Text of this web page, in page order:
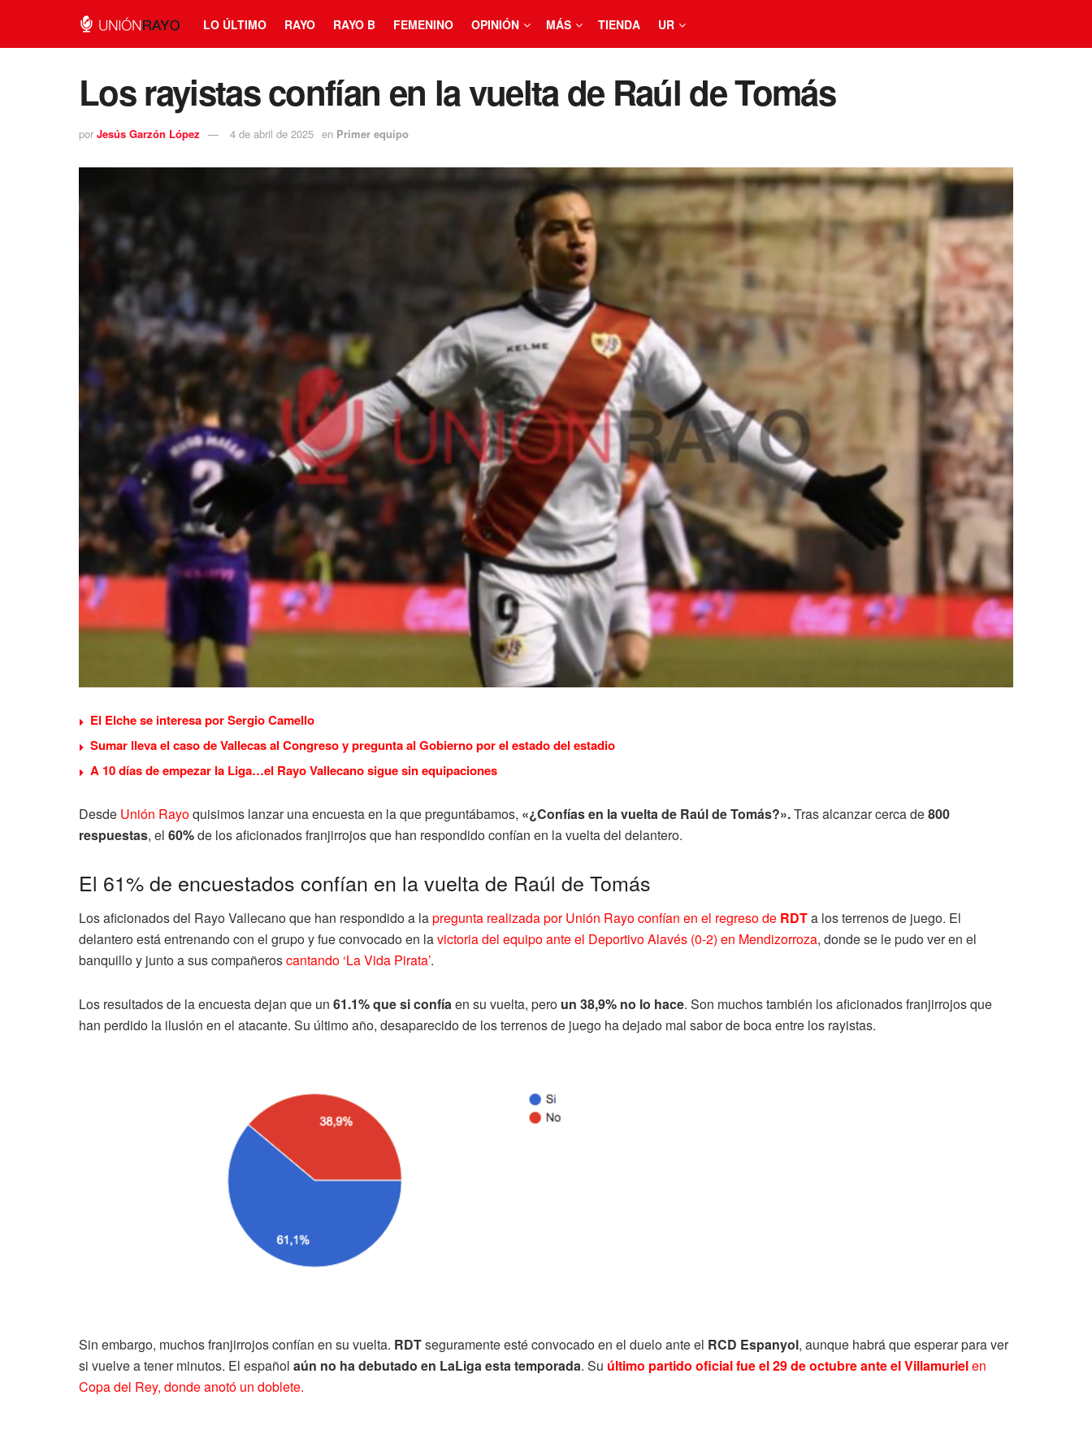
LO ÚLTIMO RAYO RAYO B FEMENINO OPINIÓN MÁS TIENDA UR
Los rayistas confían en la vuelta de Raúl de Tomás
por Jesús Garzón López 4 de abril de 2025 en Primer equipo
El Elche se interesa por Sergio Camello
Sumar lleva el caso de Vallecas al Congreso y pregunta al Gobierno por el estado del estadio
A 10 días de empezar la Liga…el Rayo Vallecano sigue sin equipaciones
Desde Unión Rayoquisimos lanzar una encuesta en la que preguntábamos, «¿Confías en la vuelta de Raúl de Tomás?».Tras alcanzar cerca de800
respuestas, el 60%de los aficionados franjirrojos que han respondido confían en la vuelta del delantero.
El 61% de encuestados confían en la vuelta de Raúl de Tomás
Los aficionados del Rayo Vallecano que han respondido a lapregunta realizada por Unión Rayo confían en el regreso de RDTa los terrenos de juego. El
delantero está entrenando con el grupo y fue convocado en lavictoria del equipo ante el Deportivo Alavés (0-2) en Mendizorroza, donde se le pudo ver en el
banquillo y junto a sus compañeroscantando ‘La Vida Pirata’.
Los resultados de la encuesta dejan que un 61.1% que si confía en su vuelta, pero un 38,9% no lo hace. Son muchos también los aficionados franjirrojos que
han perdido la ilusión en el atacante. Su último año, desaparecido de los terrenos de juego ha dejado mal sabor de boca entre los rayistas.
Sin embargo, muchos franjirrojos confían en su vuelta. RDTseguramente esté convocado en el duelo ante el RCD Espanyol, aunque habrá que esperar para ver
si vuelve a tener minutos. El español aún no ha debutado en LaLiga esta temporada. Su último partido oficial fue el 29 de octubre ante el Villamurielen
Copa del Rey, donde anotó un doblete.